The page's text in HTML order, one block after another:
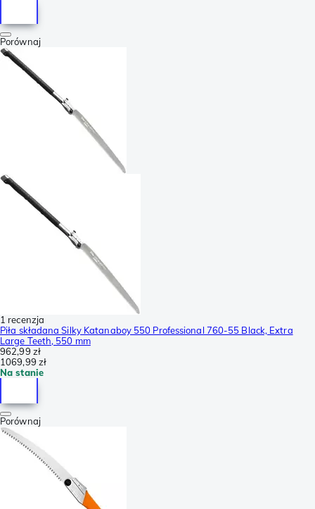
Porównaj
1 recenzja
Piła składana Silky Katanaboy 550 Professional 760-55 Black, Extra
Large Teeth, 550 mm
962,99 zł
1069,99 zł
Na stanie
Porównaj